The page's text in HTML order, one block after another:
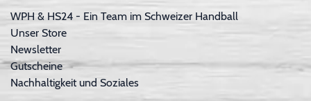
WPH & HS24 - Ein Team im Schweizer Handball
Unser Store
Newsletter
Gutscheine
Nachhaltigkeit und Soziales